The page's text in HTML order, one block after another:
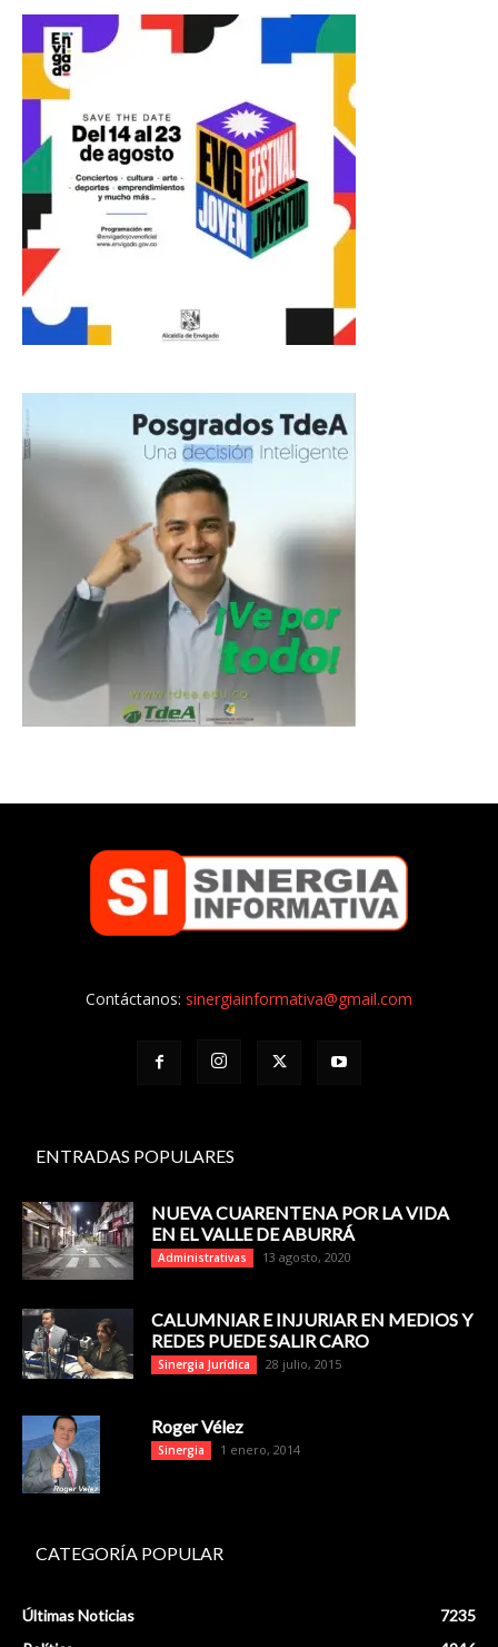
Contáctanos: sinergiainformativa@gmail.com
ENTRADAS POPULARES
NUEVA CUARENTENA POR LA VIDA
EN EL VALLE DE ABURRÁ
Administrativas 13 agosto, 2020
CALUMNIAR E INJURIAR EN MEDIOS Y
REDES PUEDE SALIR CARO
Sinergia Jurídica 28 julio, 2015
Roger Vélez
Sinergia 1 enero, 2014
CATEGORÍA POPULAR
Últimas Noticias
7235